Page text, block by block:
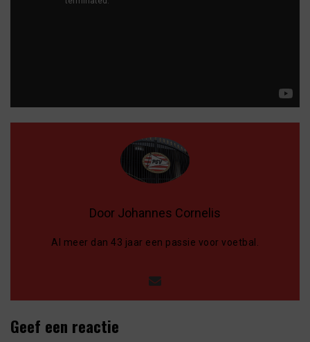
Door Johannes Cornelis
Al meer dan 43 jaar een passie voor voetbal.
Geef een reactie